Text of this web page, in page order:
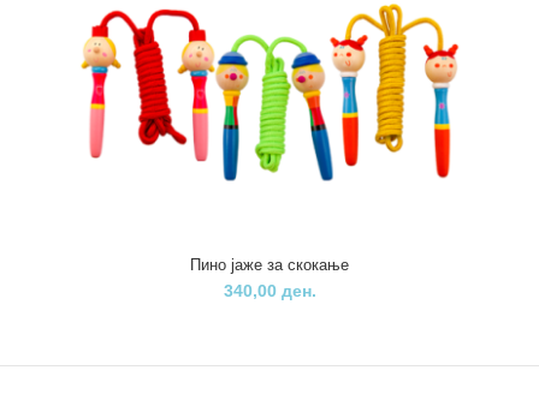
Пино јаже за скокање
340,00 ден.